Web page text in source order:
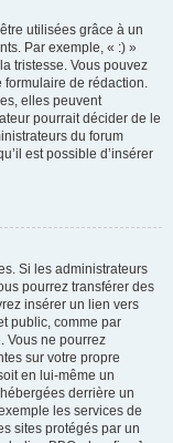
utilisées grâce à un
Par exemple, « :) »
tristesse. Vous pouvez
formulaire de rédaction.
elles peuvent
pourrait décider de le
du forum
est possible d’insérer
Si les administrateurs
pourrez transférer des
insérer un lien vers
public, comme par
Vous ne pourrez
sur votre propre
en lui-même un
derrière un
les services de
sites protégés par un